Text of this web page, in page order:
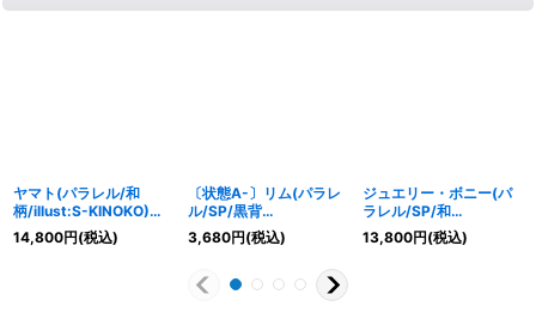
ヤマト(パラレル/和
柄/illust:S-KINOKO)
【SP】{OP01-
121[OP05]}
14,800円(税込)
〔状態A-〕リム(パラレ
ル/SP/黒背
景/illust:Hashimoto Q)
【SP】{OP09-
3,680円(税込)
ジュエリー・ボニー(パ
ラレル/SP/和
柄/illust:otton)【SP】
{ST02-007[OP08]}
13,800円(税込)